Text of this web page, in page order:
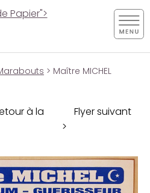
Papier">
> Maître MICHEL
à la
Flyer suivant
>